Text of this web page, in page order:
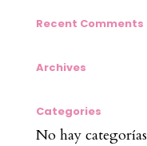
Recent Comments
Archives
Categories
No hay categorías